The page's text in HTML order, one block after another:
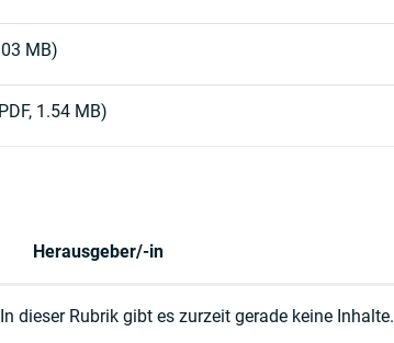
MB)
1.54 MB)
Herausgeber/-in
In dieser Rubrik gibt es zurzeit gerade keine Inhalte.